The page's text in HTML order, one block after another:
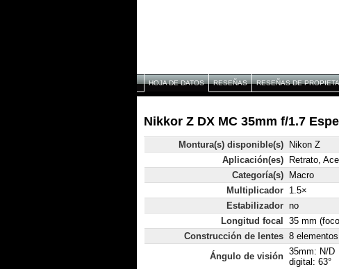
HOJA DE DATOS RESEÑAS RESEÑAS DE
Nikkor Z DX MC 35mm f/1.7
Montura(s) disponible(s)
Nikon Z
Aplicación(es)
Retrato,
Categoría(s)
Macro
Multiplicador 1.5×
Estabilizador no
Longitud focal
35 mm
Construcción de lentes 8
Ángulo de visión 35mm: N/D
digital: 63°